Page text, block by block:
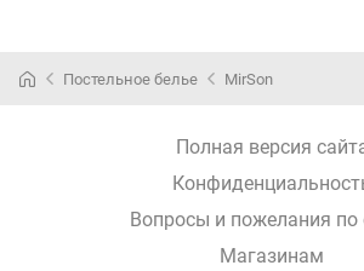
Постельное белье MirSon
Полная версия
Вопросы и пожелания по
Магазинам